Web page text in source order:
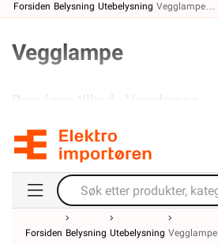
Forsiden Belysning Utebelysning Vegglampe
Vegglampe
Tilbud! kr. 1 049,-
Forsiden Belysning Utebelysning Vegglampe